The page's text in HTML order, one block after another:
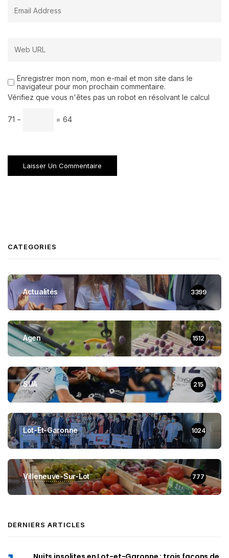
Enregistrer mon nom, mon e-mail et mon site dans le
navigateur pour mon prochain commentaire.
Vérifiez que vous n'êtes pas un robot en résolvant le calcul
71 − = 64
CATEGORIES
Actualités 3399
Agen 1512
SUA 215
Lot-Et-Garonne 1024
Villeneuve-Sur-Lot 777
DERNIERS ARTICLES